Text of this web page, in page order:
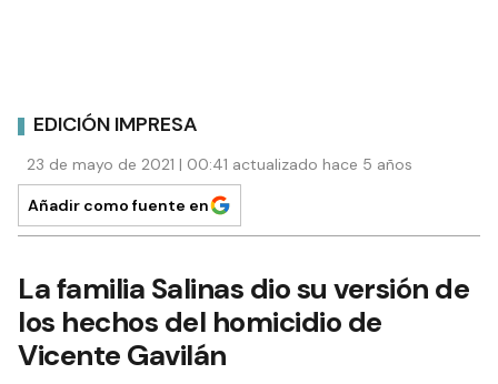
EDICIÓN IMPRESA
23 de mayo de 2021 | 00:41 actualizado hace 5 años
Añadir como fuente en
La familia Salinas dio su versión de
los hechos del homicidio de
Vicente Gavilán